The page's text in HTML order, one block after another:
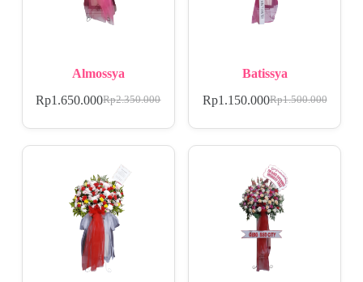
Almossya
Rp2.350.000
Rp1.650.000
Batissya
Rp1.500.000
Rp1.150.000